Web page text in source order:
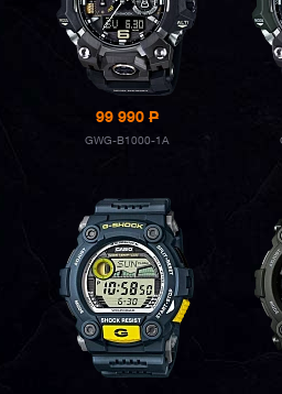
99 990P
GWG-B1000-1A